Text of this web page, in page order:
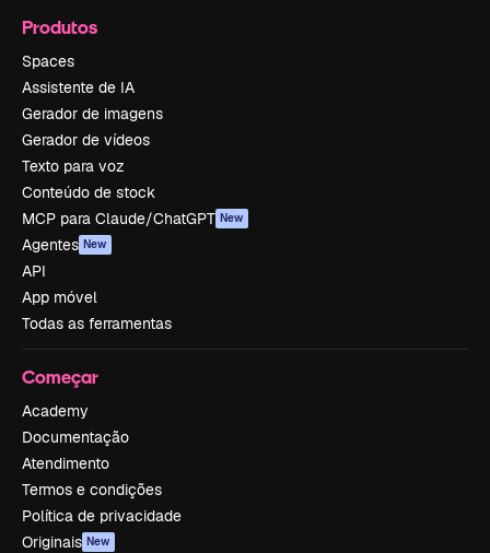
Produtos
Spaces
Assistente de IA
Gerador de imagens
Gerador de vídeos
Texto para voz
Conteúdo de stock
MCP para Claude/ChatGPT New
Agentes New
API
App móvel
Todas as ferramentas
Começar
Academy
Documentação
Atendimento
Termos e condições
Política de privacidade
Originais New